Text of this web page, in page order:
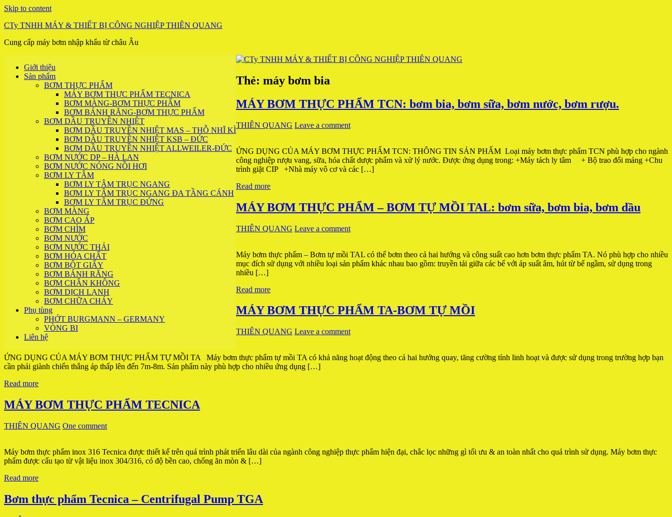
Skip to content
CTy TNHH MÁY & THIẾT BỊ CÔNG NGHIỆP THIÊN QUANG
Cung cấp máy bơm nhập khẩu từ châu Âu
Giới thiệu
Sản phẩm
BƠM THỰC PHẨM
MÁY BƠM THỰC PHẨM TECNICA
BƠM MÀNG-BƠM THỰC PHẨM
BƠM BÁNH RĂNG-BƠM THỰC PHẨM
BƠM DẦU TRUYỀN NHIỆT
BƠM DẦU TRUYỀN NHIỆT MAS – THỖ NHĨ KÌ
BƠM DẦU TRUYỀN NHIỆT KSB – ĐỨC
BƠM DẦU TRUYỀN NHIỆT ALLWEILER-ĐỨC
BƠM NƯỚC DP – HÀ LAN
BƠM NƯỚC NÓNG NỒI HƠI
BƠM LY TÂM
BƠM LY TÂM TRỤC NGANG
BƠM LY TÂM TRỤC NGANG ĐA TẦNG CÁNH
BƠM LY TÂM TRỤC ĐỨNG
BƠM MÀNG
BƠM CAO ÁP
BƠM CHÌM
BƠM NƯỚC
BƠM NƯỚC THẢI
BƠM HÓA CHẤT
BƠM BỘT GIẤY
BƠM BÁNH RĂNG
BƠM CHÂN KHÔNG
BƠM DỊCH LẠNH
BƠM CHỮA CHÁY
Phụ tùng
PHỚT BURGMANN – GERMANY
VÒNG BI
Liên hệ
Thẻ: máy bơm bia
MÁY BƠM THỰC PHẨM TCN: bơm bia, bơm sữa, bơm nước, bơm rượu.
THIÊN QUANG Leave a comment
ỨNG DỤNG CỦA MÁY BƠM THỰC PHẨM TCN: THÔNG TIN SẢN PHẨM Loại máy bơm thực phẩm TCN phù hợp cho ngành
công nghiệp rượu vang, sữa, hóa chất dược phẩm và xử lý nước. Được ứng dụng trong: +Máy tách ly tâm + Bộ trao đổi mảng +Chu
trình giặt CIP +Nhà máy vô cơ và các […]
Read more
MÁY BƠM THỰC PHẨM – BƠM TỰ MỒI TAL: bơm sữa, bơm bia, bơm dầu
THIÊN QUANG Leave a comment
Máy bơm thực phẩm – Bơm tự mồi TAL có thể bơm theo cả hai hướng và công suất cao hơn bơm thực phẩm TA. Nó phù hợp cho nhiều
mục đích sử dụng với nhiều loại sản phẩm khác nhau bao gồm: truyền tải giữa các bể với áp suất âm, hút từ bể ngầm, sử dụng trong
nhiều […]
Read more
MÁY BƠM THỰC PHẨM TA-BƠM TỰ MỒI
THIÊN QUANG Leave a comment
ỨNG DỤNG CỦA MÁY BƠM THỰC PHẨM TỰ MỒI TA Máy bơm thực phẩm tự mồi TA có khả năng hoạt động theo cả hai hướng quay, tăng cường tính linh hoạt và được sử dụng trong trường hợp bạn
cần phải giành chiến thắng áp thấp lên đến 7m-8m. Sản phẩm này phù hợp cho nhiều ứng dụng […]
Read more
MÁY BƠM THỰC PHẨM TECNICA
THIÊN QUANG One comment
Máy bơm thực phẩm inox 316 Tecnica được thiết kế trên quá trình phát triển lâu dài của ngành công nghiệp thực phẩm hiện đại, chắc lọc những gì tối ưu & an toàn nhất cho quá trình sử dụng. Máy bơm thực
phẩm được cấu tạo từ vật liệu inox 304/316, có độ bền cao, chống ăn mòn & […]
Read more
Bơm thực phẩm Tecnica – Centrifugal Pump TGA